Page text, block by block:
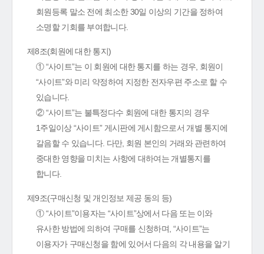
회원등록 말소 전에 최소한 30일 이상의 기간을 정하여
소명할 기회를 부여합니다.
제8조(회원에 대한 통지)
① “사이트”는 이 회원에 대한 통지를 하는 경우, 회원이
“사이트”와 미리 약정하여 지정한 전자우편 주소로 할 수
있습니다.
② “사이트”는 불특정다수 회원에 대한 통지의 경우
1주일이상 “사이트” 게시판에 게시함으로서 개별 통지에
갈음할 수 있습니다. 다만, 회원 본인의 거래와 관련하여
중대한 영향을 미치는 사항에 대하여는 개별통지를
합니다.
제9조(구매신청 및 개인정보 제공 동의 등)
① “사이트”이용자는 “사이트”상에서 다음 또는 이와
유사한 방법에 의하여 구매를 신청하며, “사이트”는
이용자가 구매신청을 함에 있어서 다음의 각 내용을 알기